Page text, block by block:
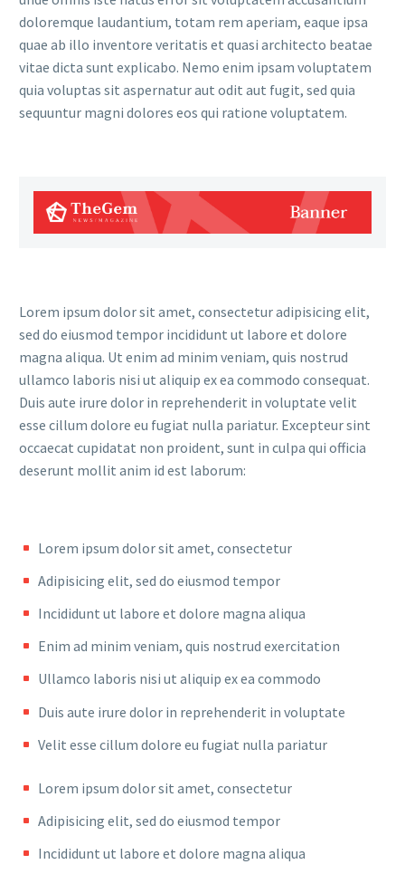
doloremque laudantium, totam rem aperiam, eaque ipsa
quae ab illo inventore veritatis et quasi architecto beatae
vitae dicta sunt explicabo. Nemo enim ipsam voluptatem
quia voluptas sit aspernatur aut odit aut fugit, sed quia
sequuntur magni dolores eos qui ratione voluptatem.
Lorem ipsum dolor sit amet, consectetur adipisicing elit,
sed do eiusmod tempor incididunt ut labore et dolore
magna aliqua. Ut enim ad minim veniam, quis nostrud
ullamco laboris nisi ut aliquip ex ea commodo consequat.
Duis aute irure dolor in reprehenderit in voluptate velit
esse cillum dolore eu fugiat nulla pariatur. Excepteur sint
occaecat cupidatat non proident, sunt in culpa qui officia
deserunt mollit anim id est laborum:
Lorem ipsum dolor sit amet, consectetur
Adipisicing elit, sed do eiusmod tempor
Incididunt ut labore et dolore magna aliqua
Enim ad minim veniam, quis nostrud exercitation
Ullamco laboris nisi ut aliquip ex ea commodo
Duis aute irure dolor in reprehenderit in voluptate
Velit esse cillum dolore eu fugiat nulla pariatur
Lorem ipsum dolor sit amet, consectetur
Adipisicing elit, sed do eiusmod tempor
Incididunt ut labore et dolore magna aliqua